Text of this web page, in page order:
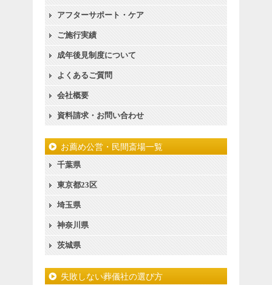
アフターサポート・ケア
ご施行実績
成年後見制度について
よくあるご質問
会社概要
資料請求・お問い合わせ
お薦め公営・民間斎場一覧
千葉県
東京都23区
埼玉県
神奈川県
茨城県
失敗しない葬儀社の選び方